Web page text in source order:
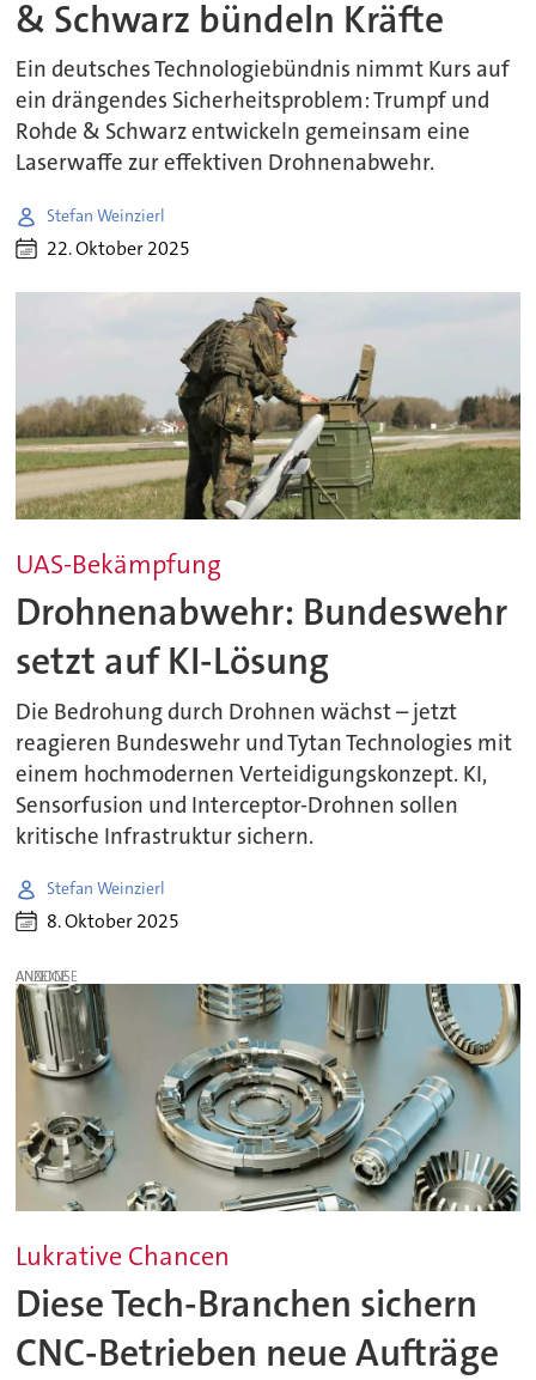
& Schwarz bündeln Kräfte
Ein deutsches Technologiebündnis nimmt Kurs auf
ein drängendes Sicherheitsproblem: Trumpf und
Rohde & Schwarz entwickeln gemeinsam eine
Laserwaffe zur effektiven Drohnenabwehr.
Stefan Weinzierl
22. Oktober 2025
UAS-Bekämpfung
Drohnenabwehr: Bundeswehr
setzt auf KI-Lösung
Die Bedrohung durch Drohnen wächst – jetzt
reagieren Bundeswehr und Tytan Technologies mit
einem hochmodernen Verteidigungskonzept. KI,
Sensorfusion und Interceptor-Drohnen sollen
kritische Infrastruktur sichern.
Stefan Weinzierl
8. Oktober 2025
ANZEIGE
Lukrative Chancen
Diese Tech-Branchen sichern
CNC-Betrieben neue Aufträge